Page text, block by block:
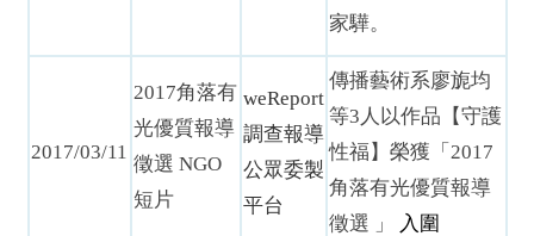
家驊。
2017/03/11
2017角落有
光優質報導
徵選 NGO
短片
weReport
調查報導
公眾委製
平台
傳播藝術系廖旎均
等3人以作品【守護
性福】榮獲「2017
角落有光優質報導
徵選 」
入圍